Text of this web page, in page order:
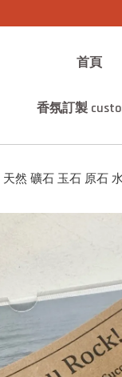
首頁
香氛訂製
天然 礦石 玉石 原石